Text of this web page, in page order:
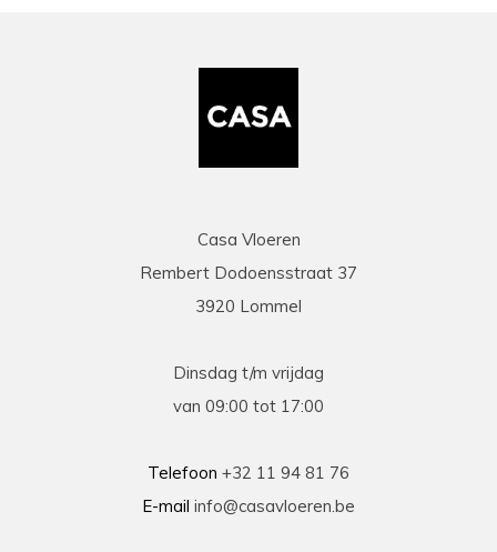
Casa Vloeren
Rembert Dodoensstraat 37
3920 Lommel
Dinsdag t/m vrijdag
van 09:00 tot 17:00
Telefoon +32 11 94 81 76
E-mail info@casavloeren.be